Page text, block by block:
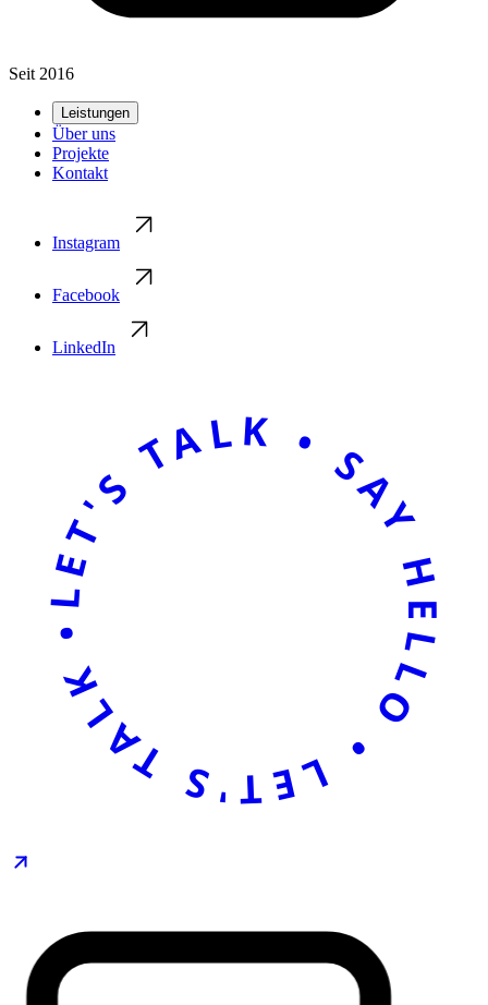
Seit 2016
Leistungen
Über uns
Projekte
Kontakt
Instagram
Facebook
LinkedIn
LET'S TALK • SAY HELLO • LET'S TALK • SAY HELLO •